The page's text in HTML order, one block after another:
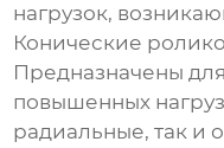
нагрузок,
Конические
Предназначены
повышенных
радиальные, так и